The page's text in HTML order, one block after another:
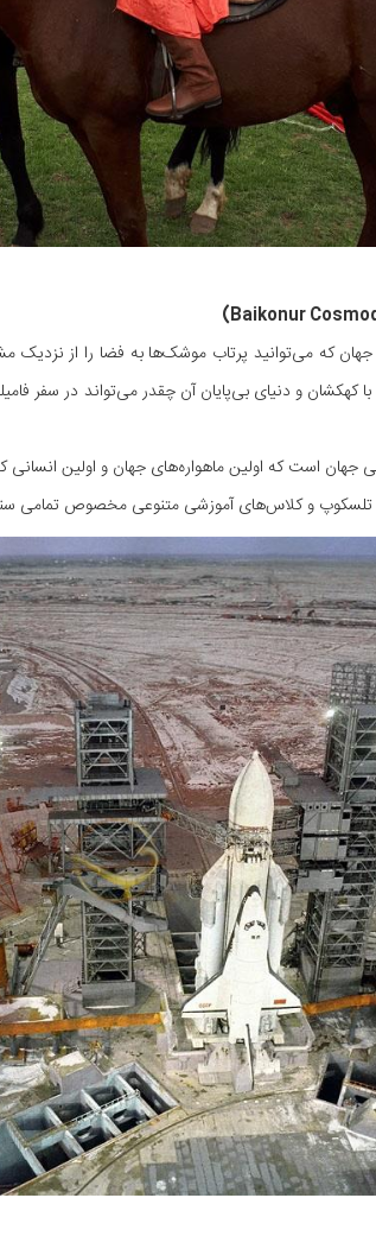
که می‌توانید پرتاب موشک‌ها به فضا را از نزدیک
کهکشان و دنیای بی‌پایان آن چقدر می‌تواند در سفر
جهان است که اولین ماهواره‌‌های جهان و اولین انسانی
و تلسکوپ‌ و کلاس‌های آموزشی متنوعی مخصوص تمامی